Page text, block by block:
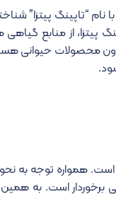
نام “تاپینگ پیتزا”
پیتزا، از منابع
محصولات حیوانی
است. همواره توجه به
برخوردار است. به